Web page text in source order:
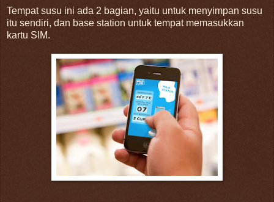
Tempat susu ini ada 2 bagian, yaitu untuk menyimpan susu
itu sendiri, dan base station untuk tempat memasukkan
kartu SIM.